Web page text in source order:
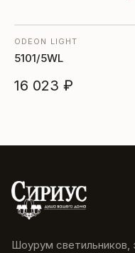
ODEON LIGHT
5101/5WL
16 023 ₽
Шоурум светильников,